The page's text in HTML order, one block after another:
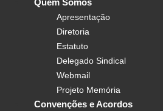
Quem Somos
Apresentação
Diretoria
Estatuto
Delegado Sindical
Webmail
Projeto Memória
Convenções e Acordos